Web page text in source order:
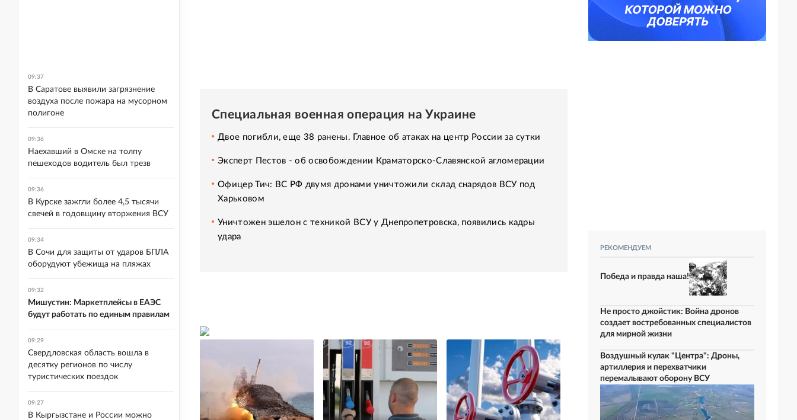
Специальная военная операция на Украине
Двое погибли, еще 38 ранены. Главное об атаках на центр России за сутки
Эксперт Пестов - об освобождении Краматорско-Славянской агломерации
Офицер Тич: ВС РФ двумя дронами уничтожили склад снарядов ВСУ под
Харьковом
Уничтожен эшелон с техникой ВСУ у Днепропетровска, появились кадры
удара
РЕКОМЕНДУЕМ
Победа и правда наша!
Не просто джойстик: Война дронов
создает востребованных специалистов
для мирной жизни
Воздушный кулак "Центра": Дроны,
артиллерия и перехватчики
перемалывают оборону ВСУ
09:37
В Саратове выявили загрязнение
воздуха после пожара на мусорном
полигоне
09:36
Наехавший в Омске на толпу
пешеходов водитель был трезв
09:36
В Курске зажгли более 4,5 тысячи
свечей в годовщину вторжения ВСУ
09:34
В Сочи для защиты от ударов БПЛА
оборудуют убежища на пляжах
09:32
Мишустин: Маркетплейсы в ЕАЭС
будут работать по единым правилам
09:29
Свердловская область вошла в
десятку регионов по числу
туристических поездок
09:27
В Кыргызстане и России можно